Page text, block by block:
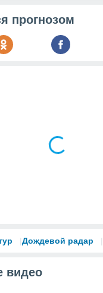
прогнозом
Дождевой радар
видео